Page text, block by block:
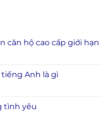
căn hộ cao cấp giới hạn
Anh là gì
tình yêu